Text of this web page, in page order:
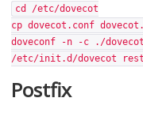
cd /etc/dovecot
cp dovecot.conf
doveconf -n -c ./
/etc/init.d/dovecot
Postfix